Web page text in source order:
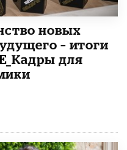
новых
– итоги
для